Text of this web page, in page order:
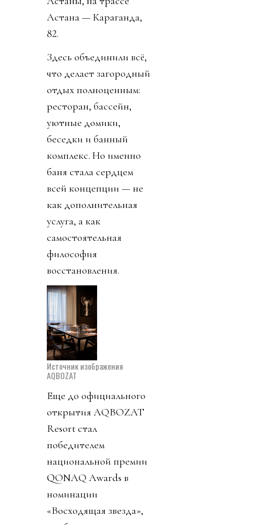
Астана — Караганда,
82.
Здесь объединили всё,
что делает загородный
отдых полноценным:
ресторан, бассейн,
уютные домики,
беседки и банный
комплекс. Но именно
баня стала сердцем
всей концепции — не
как дополнительная
услуга, а как
самостоятельная
философия
восстановления.
Источник изображения
AQBOZAT
Еще до официального
открытия AQBOZAT
Resort стал
победителем
национальной премии
QONAQ Awards в
номинации
«Восходящая звезда»,